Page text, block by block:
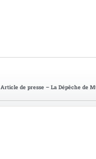
Article de presse – La Dépêche de